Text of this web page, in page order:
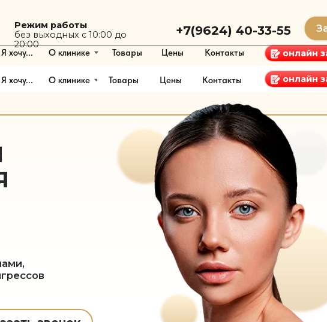
работы
с 10:00 до
О клинике Товары Цены Контакты
+7(9624) 40-33-55 Записаться
онлайн запись
онлайн запись